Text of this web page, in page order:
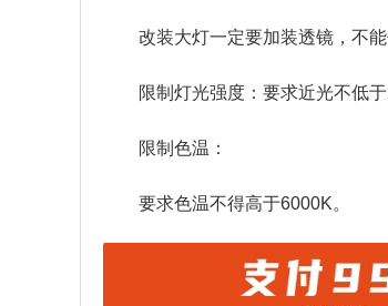
改装大灯一定要加装透镜，不能
限制灯光强度：要求近光不低
限制色温：
要求色温不得高于6000K。